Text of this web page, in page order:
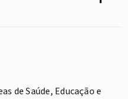
de Saúde, Educação e